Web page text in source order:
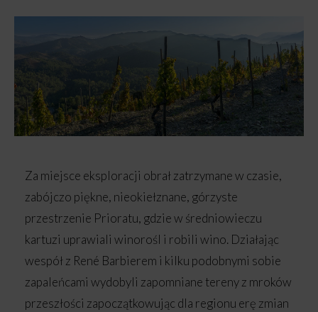
Za miejsce eksploracji obrał zatrzymane w czasie,
zabójczo piękne, nieokiełznane, górzyste
przestrzenie Prioratu, gdzie w średniowieczu
kartuzi uprawiali winorośl i robili wino. Działając
wespół z René Barbierem i kilku podobnymi sobie
zapaleńcami wydobyli zapomniane tereny z mroków
przeszłości zapoczątkowując dla regionu erę zmian